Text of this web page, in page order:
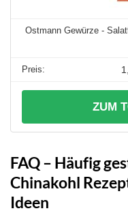
Ostmann Gewürze -
ZUM
FAQ – Häufig
Chinakohl
Ideen